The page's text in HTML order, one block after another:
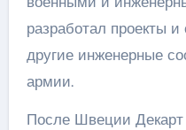
разработал проекты
другие инженерные
армии.
После Швеции Декарт